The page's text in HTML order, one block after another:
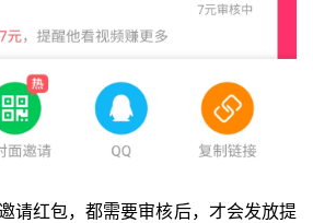
请红包，都需要审核后，才会发放提